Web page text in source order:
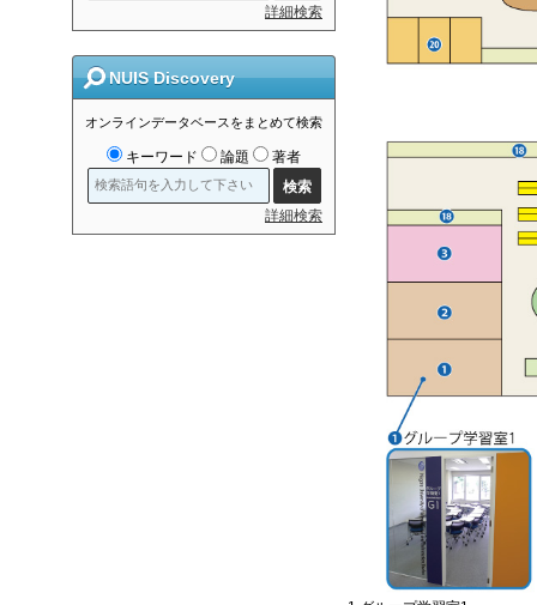
詳細検索
NUIS Discovery
オンラインデータベースをまとめて検索
キーワード 論題 著者
詳細検索